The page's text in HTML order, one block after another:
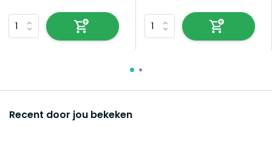
Recent door jou bekeken